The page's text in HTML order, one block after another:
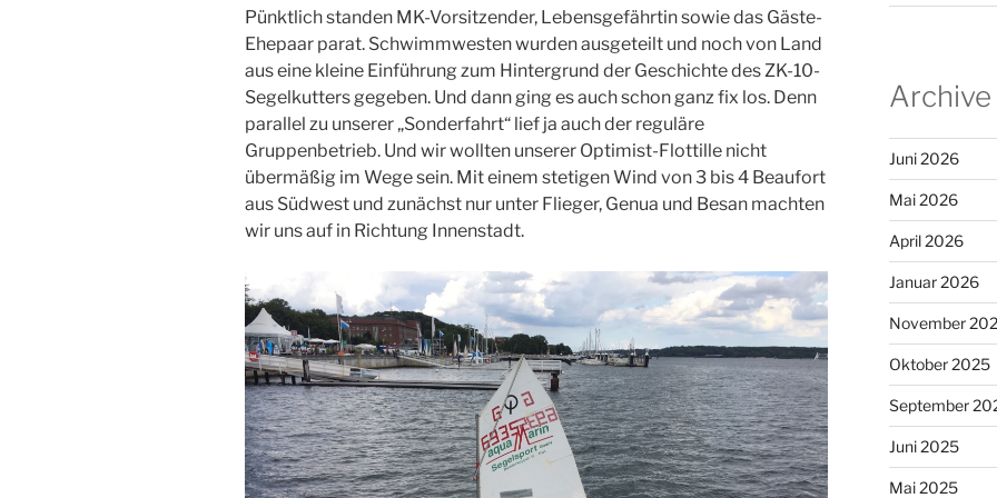
Pünktlich standen MK-Vorsitzender, Lebensgefährtin sowie das Gäste-
Ehepaar parat. Schwimmwesten wurden ausgeteilt und noch von Land
aus eine kleine Einführung zum Hintergrund der Geschichte des ZK-10-
Segelkutters gegeben. Und dann ging es auch schon ganz fix los. Denn
parallel zu unserer „Sonderfahrt“ lief ja auch der reguläre
Gruppenbetrieb. Und wir wollten unserer Optimist-Flottille nicht
übermäßig im Wege sein. Mit einem stetigen Wind von 3 bis 4 Beaufort
aus Südwest und zunächst nur unter Flieger, Genua und Besan machten
wir uns auf in Richtung Innenstadt.
Archive
Juni 2026
Mai 2026
April 2026
Januar 2026
November
Oktober 2025
September
Juni 2025
Mai 2025